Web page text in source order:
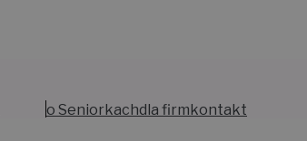
o Seniorkachdla firmkontakt